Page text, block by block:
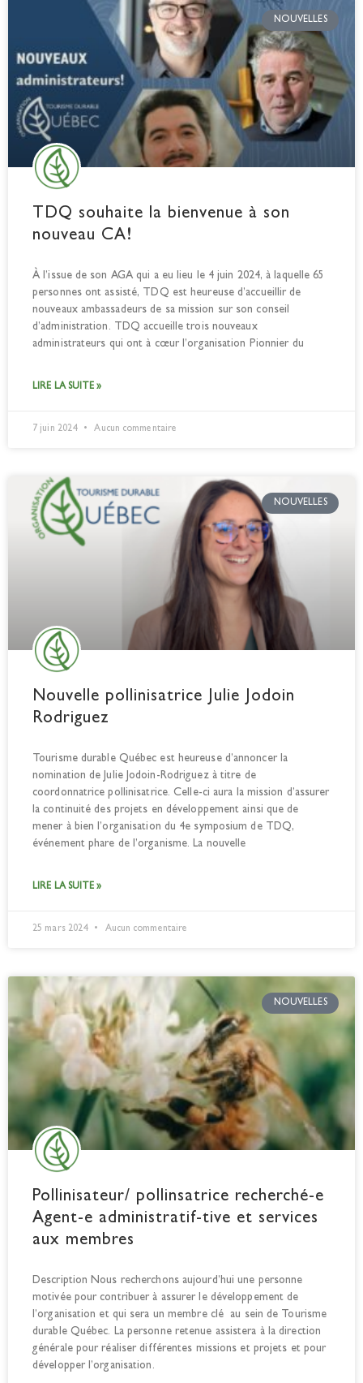
NOUVELLES
TDQ souhaite la bienvenue à son
nouveau CA!
À l’issue de son AGA qui a eu lieu le 4 juin 2024, à laquelle 65
personnes ont assisté, TDQ est heureuse d’accueillir de
nouveaux ambassadeurs de sa mission sur son conseil
d’administration. TDQ accueille trois nouveaux
administrateurs qui ont à cœur l’organisation Pionnier du
LIRE LA SUITE »
7 juin 2024 Aucun commentaire
NOUVELLES
Nouvelle pollinisatrice Julie Jodoin
Rodriguez
Tourisme durable Québec est heureuse d’annoncer la
nomination de Julie Jodoin-Rodriguez à titre de
coordonnatrice pollinisatrice. Celle-ci aura la mission d’assurer
la continuité des projets en développement ainsi que de
mener à bien l’organisation du 4e symposium de TDQ,
événement phare de l’organisme. La nouvelle
LIRE LA SUITE »
25 mars 2024 Aucun commentaire
NOUVELLES
Pollinisateur/ pollinsatrice recherché-e
Agent-e administratif-tive et services
aux membres
Description Nous recherchons aujourd’hui une personne
motivée pour contribuer à assurer le développement de
l’organisation et qui sera un membre clé au sein de Tourisme
durable Québec. La personne retenue assistera à la direction
générale pour réaliser différentes missions et projets et pour
développer l’organisation.